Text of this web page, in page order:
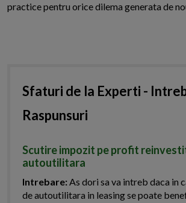
practice pentru orice dilema generata de
Sfaturi de la Experti -
Raspunsuri
Scutire impozit pe profit
autoutilitara
Intrebare:As dori sa va intreb daca in
de autoutilitara in leasing se poate